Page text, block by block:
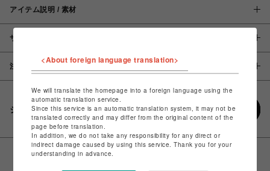
アイテム説明 / 素材
サイズ
注意事項
シェアする
<About foreign language translation>
We will translate the homepage into a foreign language using the
automatic translation service.
Since this service is an automatic translation system, it may not be
translated correctly and may differ from the original content of the
page before translation.
In addition, we do not take any responsibility for any direct or
indirect damage caused by using this service. Thank you for your
understanding in advance.